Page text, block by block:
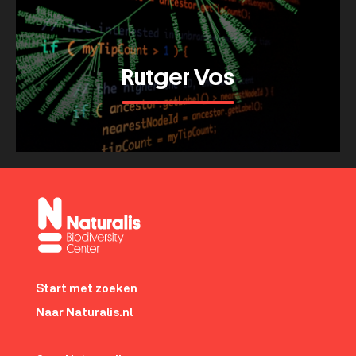
doen
dieren
dat?
Rutger Vos
Meer tonen
menu
Start met zoeken
Naar Naturalis.nl